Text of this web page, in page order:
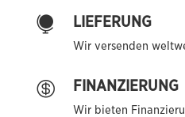
 LIEFERUNG
Wir versenden
 FINANZIERUNG
Wir bieten